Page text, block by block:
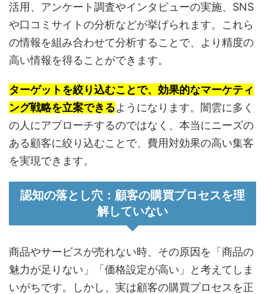
活用、アンケート調査やインタビューの実施、SNS
や口コミサイトの分析などが挙げられます。これら
の情報を組み合わせて分析することで、より精度の
高い情報を得ることができます。
ターゲットを絞り込むことで、効果的なマーケティ
ング戦略を立案できるようになります。闇雲に多く
の人にアプローチするのではなく、本当にニーズの
ある顧客に絞り込むことで、費用対効果の高い集客
を実現できます。
認知の落とし穴：顧客の購買プロセスを理
解していない
商品やサービスが売れない時、その原因を「商品の
魅力が足りない」「価格設定が高い」と考えてしま
いがちです。しかし、実は顧客の購買プロセスを正